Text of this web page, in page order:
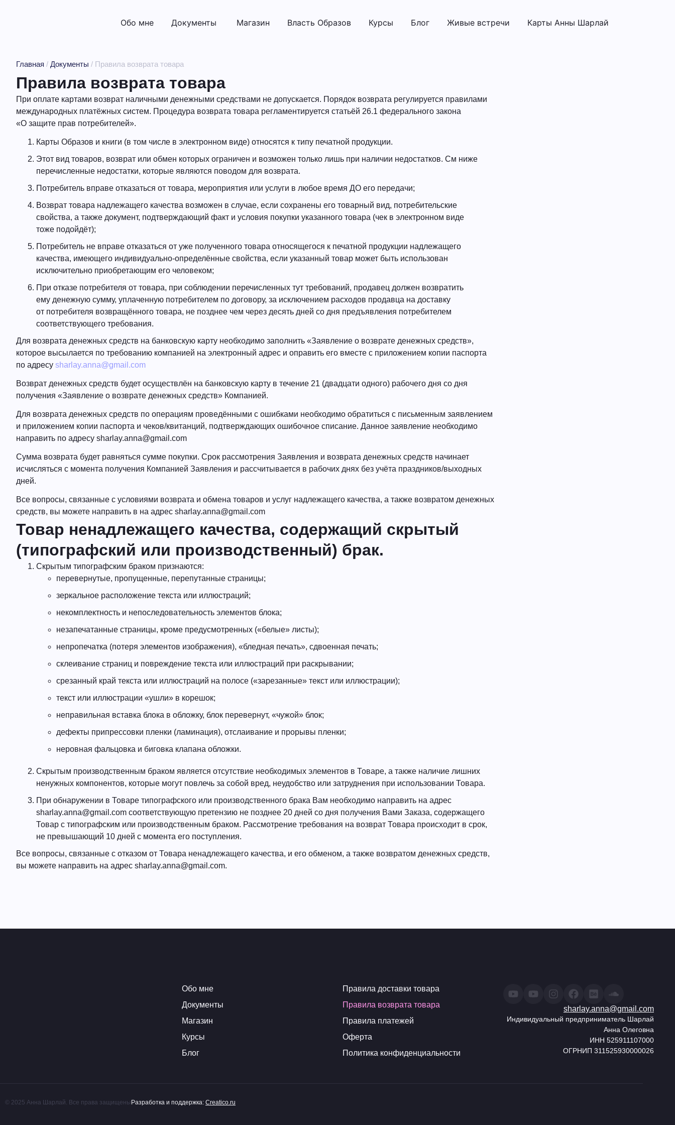
Обо мне Документы Магазин Власть Образов Курсы Блог Живые встречи Карты Анны Шарлай
Главная / Документы / Правила возврата товара
Правила возврата товара
При оплате картами возврат наличными денежными средствами не допускается. Порядок возврата регулируется правилами
международных платёжных систем. Процедура возврата товара регламентируется статьёй 26.1 федерального закона
«О защите прав потребителей».
Карты Образов и книги (в том числе в электронном виде) относятся к типу печатной продукции.
Этот вид товаров, возврат или обмен которых ограничен и возможен только лишь при наличии недостатков. См ниже
перечисленные недостатки, которые являются поводом для возврата.
Потребитель вправе отказаться от товара, мероприятия или услуги в любое время ДО его передачи;
Возврат товара надлежащего качества возможен в случае, если сохранены его товарный вид, потребительские
свойства, а также документ, подтверждающий факт и условия покупки указанного товара (чек в электронном виде
тоже подойдёт);
Потребитель не вправе отказаться от уже полученного товара относящегося к печатной продукции надлежащего
качества, имеющего индивидуально-определённые свойства, если указанный товар может быть использован
исключительно приобретающим его человеком;
При отказе потребителя от товара, при соблюдении перечисленных тут требований, продавец должен возвратить
ему денежную сумму, уплаченную потребителем по договору, за исключением расходов продавца на доставку
от потребителя возвращённого товара, не позднее чем через десять дней со дня предъявления потребителем
соответствующего требования.
Для возврата денежных средств на банковскую карту необходимо заполнить «Заявление о возврате денежных средств»,
которое высылается по требованию компанией на электронный адрес и оправить его вместе с приложением копии паспорта
по адресу sharlay.anna@gmail.com
Возврат денежных средств будет осуществлён на банковскую карту в течение 21 (двадцати одного) рабочего дня со дня
получения «Заявление о возврате денежных средств» Компанией.
Для возврата денежных средств по операциям проведёнными с ошибками необходимо обратиться с письменным заявлением
и приложением копии паспорта и чеков/квитанций, подтверждающих ошибочное списание. Данное заявление необходимо
направить по адресу sharlay.anna@gmail.com
Сумма возврата будет равняться сумме покупки. Срок рассмотрения Заявления и возврата денежных средств начинает
исчисляться с момента получения Компанией Заявления и рассчитывается в рабочих днях без учёта праздников/выходных
дней.
Все вопросы, связанные с условиями возврата и обмена товаров и услуг надлежащего качества, а также возвратом денежных
средств, вы можете направить в на адрес sharlay.anna@gmail.com
Товар ненадлежащего качества, содержащий скрытый
(типографский или производственный) брак.
Скрытым типографским браком признаются:
перевернутые, пропущенные, перепутанные страницы;
зеркальное расположение текста или иллюстраций;
некомплектность и непоследовательность элементов блока;
незапечатанные страницы, кроме предусмотренных («белые» листы);
непропечатка (потеря элементов изображения), «бледная печать», сдвоенная печать;
склеивание страниц и повреждение текста или иллюстраций при раскрывании;
срезанный край текста или иллюстраций на полосе («зарезанные» текст или иллюстрации);
текст или иллюстрации «ушли» в корешок;
неправильная вставка блока в обложку, блок перевернут, «чужой» блок;
дефекты припрессовки пленки (ламинация), отслаивание и прорывы пленки;
неровная фальцовка и биговка клапана обложки.
Скрытым производственным браком является отсутствие необходимых элементов в Товаре, а также наличие лишних
ненужных компонентов, которые могут повлечь за собой вред, неудобство или затруднения при использовании Товара.
При обнаружении в Товаре типографского или производственного брака Вам необходимо направить на адрес
sharlay.anna@gmail.com соответствующую претензию не позднее 20 дней со дня получения Вами Заказа, содержащего
Товар с типографским или производственным браком. Рассмотрение требования на возврат Товара происходит в срок,
не превышающий 10 дней с момента его поступления.
Все вопросы, связанные с отказом от Товара ненадлежащего качества, и его обменом, а также возвратом денежных средств,
вы можете направить на адрес sharlay.anna@gmail.com.
Обо мне
Документы
Магазин
Курсы
Блог
Правила доставки товара
Правила возврата товара
Правила платежей
Оферта
Политика конфиденциальности
sharlay.anna@gmail.com
Индивидуальный предприниматель Шарлай
Анна Олеговна
ИНН 525911107000
ОГРНИП 311525930000026
© 2025 Анна Шарлай. Все права защищены Разработка и поддержка: Creatico.ru